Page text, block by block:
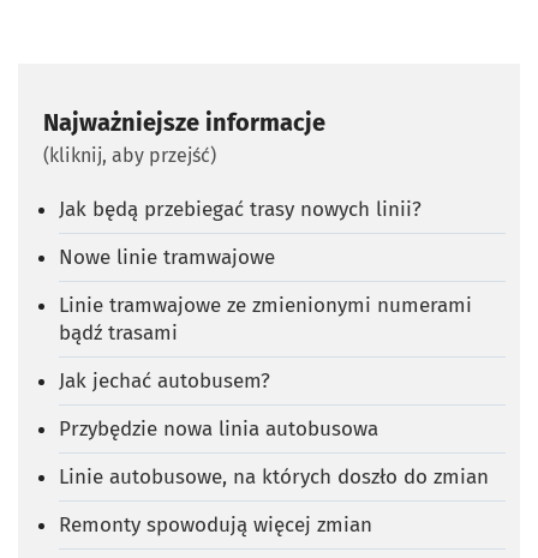
Najważniejsze informacje
(kliknij, aby przejść)
Jak będą przebiegać trasy nowych linii?
Nowe linie tramwajowe
Linie tramwajowe ze zmienionymi numerami
bądź trasami
Jak jechać autobusem?
Przybędzie nowa linia autobusowa
Linie autobusowe, na których doszło do zmian
Remonty spowodują więcej zmian